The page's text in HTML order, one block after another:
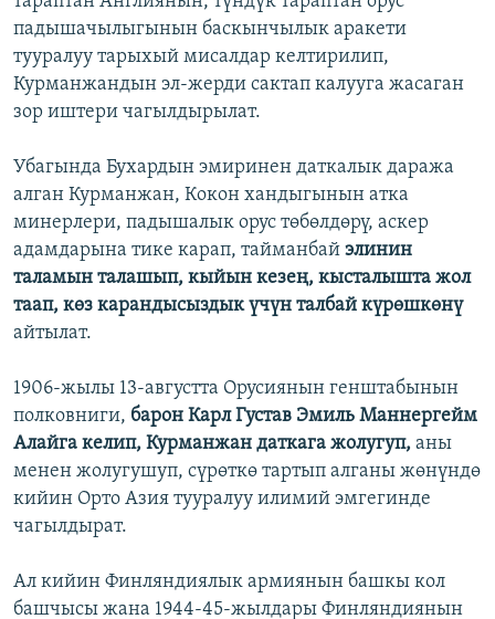
падышачылыгынын баскынчылык аракети
тууралуу тарыхый мисалдар келтирилип,
Курманжандын эл-жерди сактап калууга жасаган
зор иштери чагылдырылат.
Убагында Бухардын эмиринен даткалык даража
алган Курманжан, Кокон хандыгынын атка
минерлери, падышалык орус төбөлдөрү, аскер
адамдарына тике карап, тайманбай элинин
таламын талашып, кыйын кезең, кысталышта жол
таап, көз карандысыздык үчүн талбай күрөшкөнү
айтылат.
1906-жылы 13-августта Орусиянын генштабынын
полковниги, барон Карл Густав Эмиль Маннергейм
Алайга келип, Курманжан даткага жолугуп, аны
менен жолугушуп, сүрөткө тартып алганы жөнүндө
кийин Орто Азия тууралуу илимий эмгегинде
чагылдырат.
Ал кийин Финляндиялык армиянын башкы кол
башчысы жана 1944-45-жылдары Финляндиянын